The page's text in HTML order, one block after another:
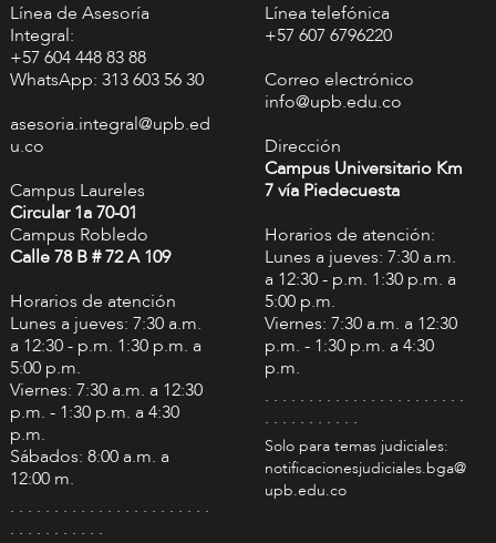
Línea de Asesoría
Integral:
+57 604 448 83 88
WhatsApp: 313 603 56 30
asesoria.integral@upb.ed
u.co
Campus Laureles
Circular 1a 70-01
Campus Robledo
Calle 78 B # 72 A 109
Horarios de atención
Lunes a jueves: 7:30 a.m.
a 12:30 - p.m. 1:30 p.m. a
5:00 p.m.
Viernes: 7:30 a.m. a 12:30
p.m. - 1:30 p.m. a 4:30
p.m.
Sábados: 8:00 a.m. a
12:00 m.
. . . . . . . . . . . . . . . . . . . . . . .
. . . . . . . . . . .
Línea telefónica
+57 607 6796220
Correo electrónico
info@upb.edu.co
Dirección
Campus Universitario Km
7 vía Piedecuesta
Horarios de atención:
Lunes a jueves: 7:30 a.m.
a 12:30 - p.m. 1:30 p.m. a
5:00 p.m.
Viernes: 7:30 a.m. a 12:30
p.m. - 1:30 p.m. a 4:30
p.m.
. . . . . . . . . . . . . . . . . . . . . . .
. . . . . . . . . . .
Solo para temas judiciales:
notificacionesjudiciales.bga@
upb.edu.co